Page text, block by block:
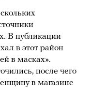
В публикации
в этот район
в масках».
после чего
в магазине